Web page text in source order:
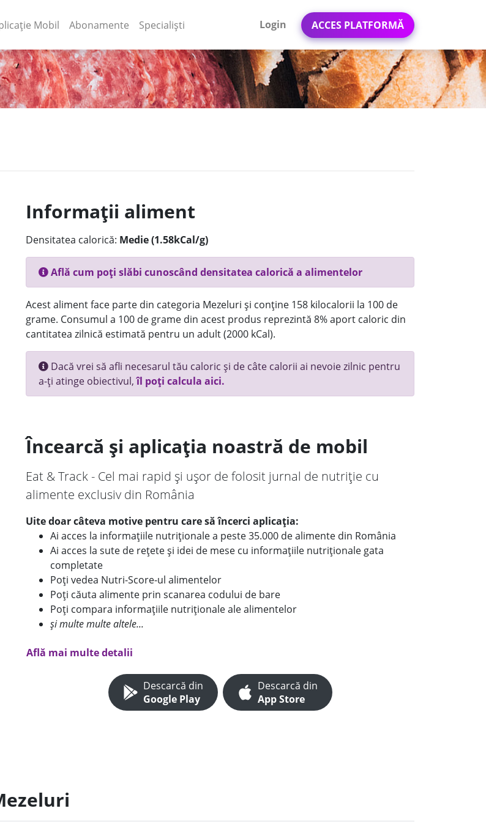
Mobil (current)
Abonamente Specialiști Login ACCES PLATFORMĂ
Informații aliment
Densitatea calorică: Medie (1.58kCal/g)
Află cum poți slăbi cunoscând densitatea calorică a alimentelor
Acest aliment face parte din categoria Mezeluri și conține 158 kilocalorii la 100 de
grame. Consumul a 100 de grame din acest produs reprezintă 8% aport caloric din
cantitatea zilnică estimată pentru un adult (2000 kCal).
Dacă vrei să afli necesarul tău caloric și de câte calorii ai nevoie zilnic pentru
a-ți atinge obiectivul,îl poți calcula aici.
Încearcă și aplicația noastră de mobil
Eat & Track - Cel mai rapid și ușor de folosit jurnal de nutriție cu
alimente exclusiv din România
Uite doar câteva motive pentru care să încerci aplicația:
Ai acces la informațiile nutriționale a peste 35.000 de alimente din România
Ai acces la sute de rețete și idei de mese cu informațiile nutriționale gata
completate
Poți vedea Nutri-Score-ul alimentelor
Poți căuta alimente prin scanarea codului de bare
Poți compara informațiile nutriționale ale alimentelor
și multe multe altele...
Află mai multe detalii
Descarcă din
Google Play
Descarcă din
App Store